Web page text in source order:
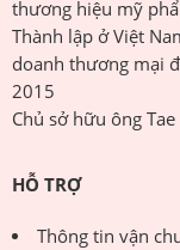
thương hiệu mỹ
Thành lập ở Việt
doanh thương mại
2015
Chủ sở hữu ông
HỖ TRỢ
Thông tin vận